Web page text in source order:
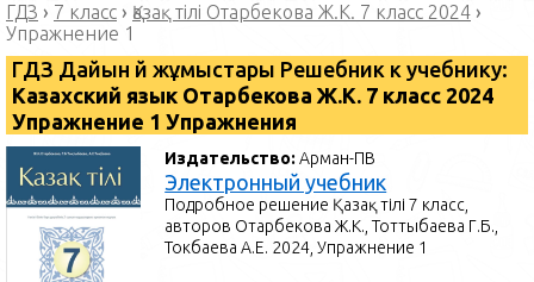
ГДЗ › 7 класс › Қазақ тілі Отарбекова Ж.К. 7 класс 2024 ›
Упражнение 1
ГДЗ Дайын үй жұмыстары Решебник к учебнику:
Казахский язык Отарбекова Ж.К. 7 класс 2024
Упражнение 1 Упражнения
Издательство:Арман-ПВ
Электронный учебник
Подробное решение Қазақ тілі 7 класс,
авторов Отарбекова Ж.К., Тоттыбаева Г.Б.,
Токбаева А.Е. 2024, Упражнение 1